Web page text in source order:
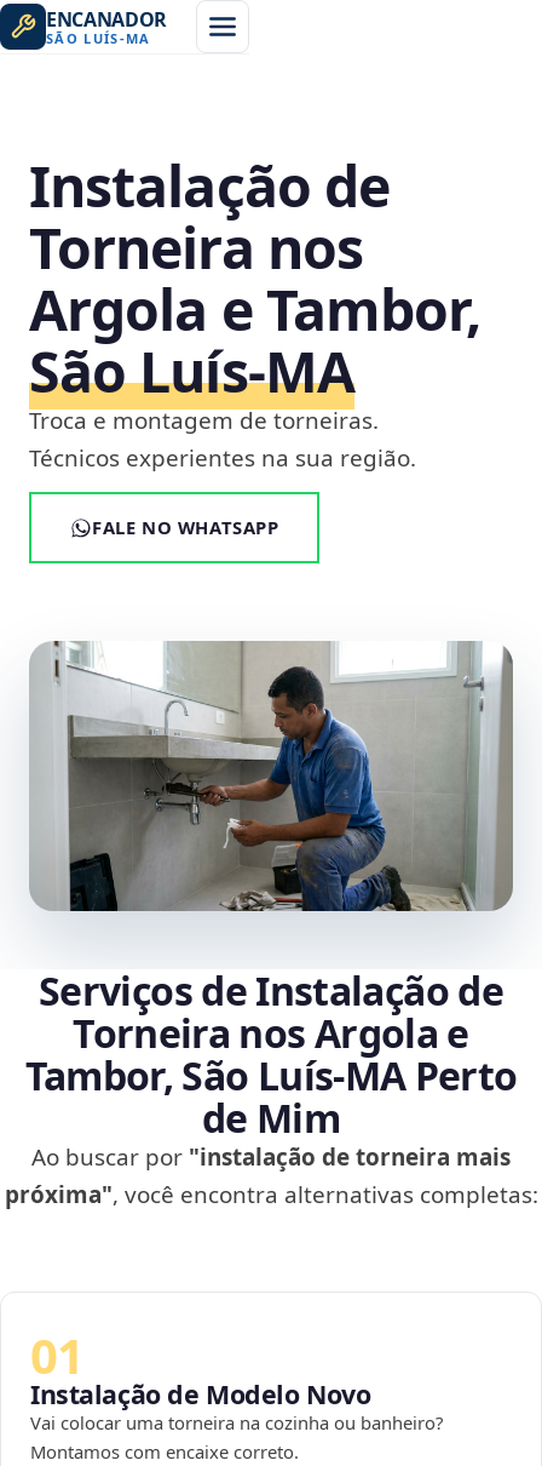
ENCANADOR
SÃO LUÍS-MA
Instalação de
Torneira nos
Argola e Tambor,
São Luís‑MA
Troca e montagem de torneiras.
Técnicos experientes na sua região.
FALE NO WHATSAPP
Serviços de Instalação de
Torneira nos Argola e
Tambor, São Luís‑MA Perto
de Mim
Ao buscar por "instalação de torneira mais
próxima", você encontra alternativas completas:
01
Instalação de Modelo Novo
Vai colocar uma torneira na cozinha ou banheiro?
Montamos com encaixe correto.